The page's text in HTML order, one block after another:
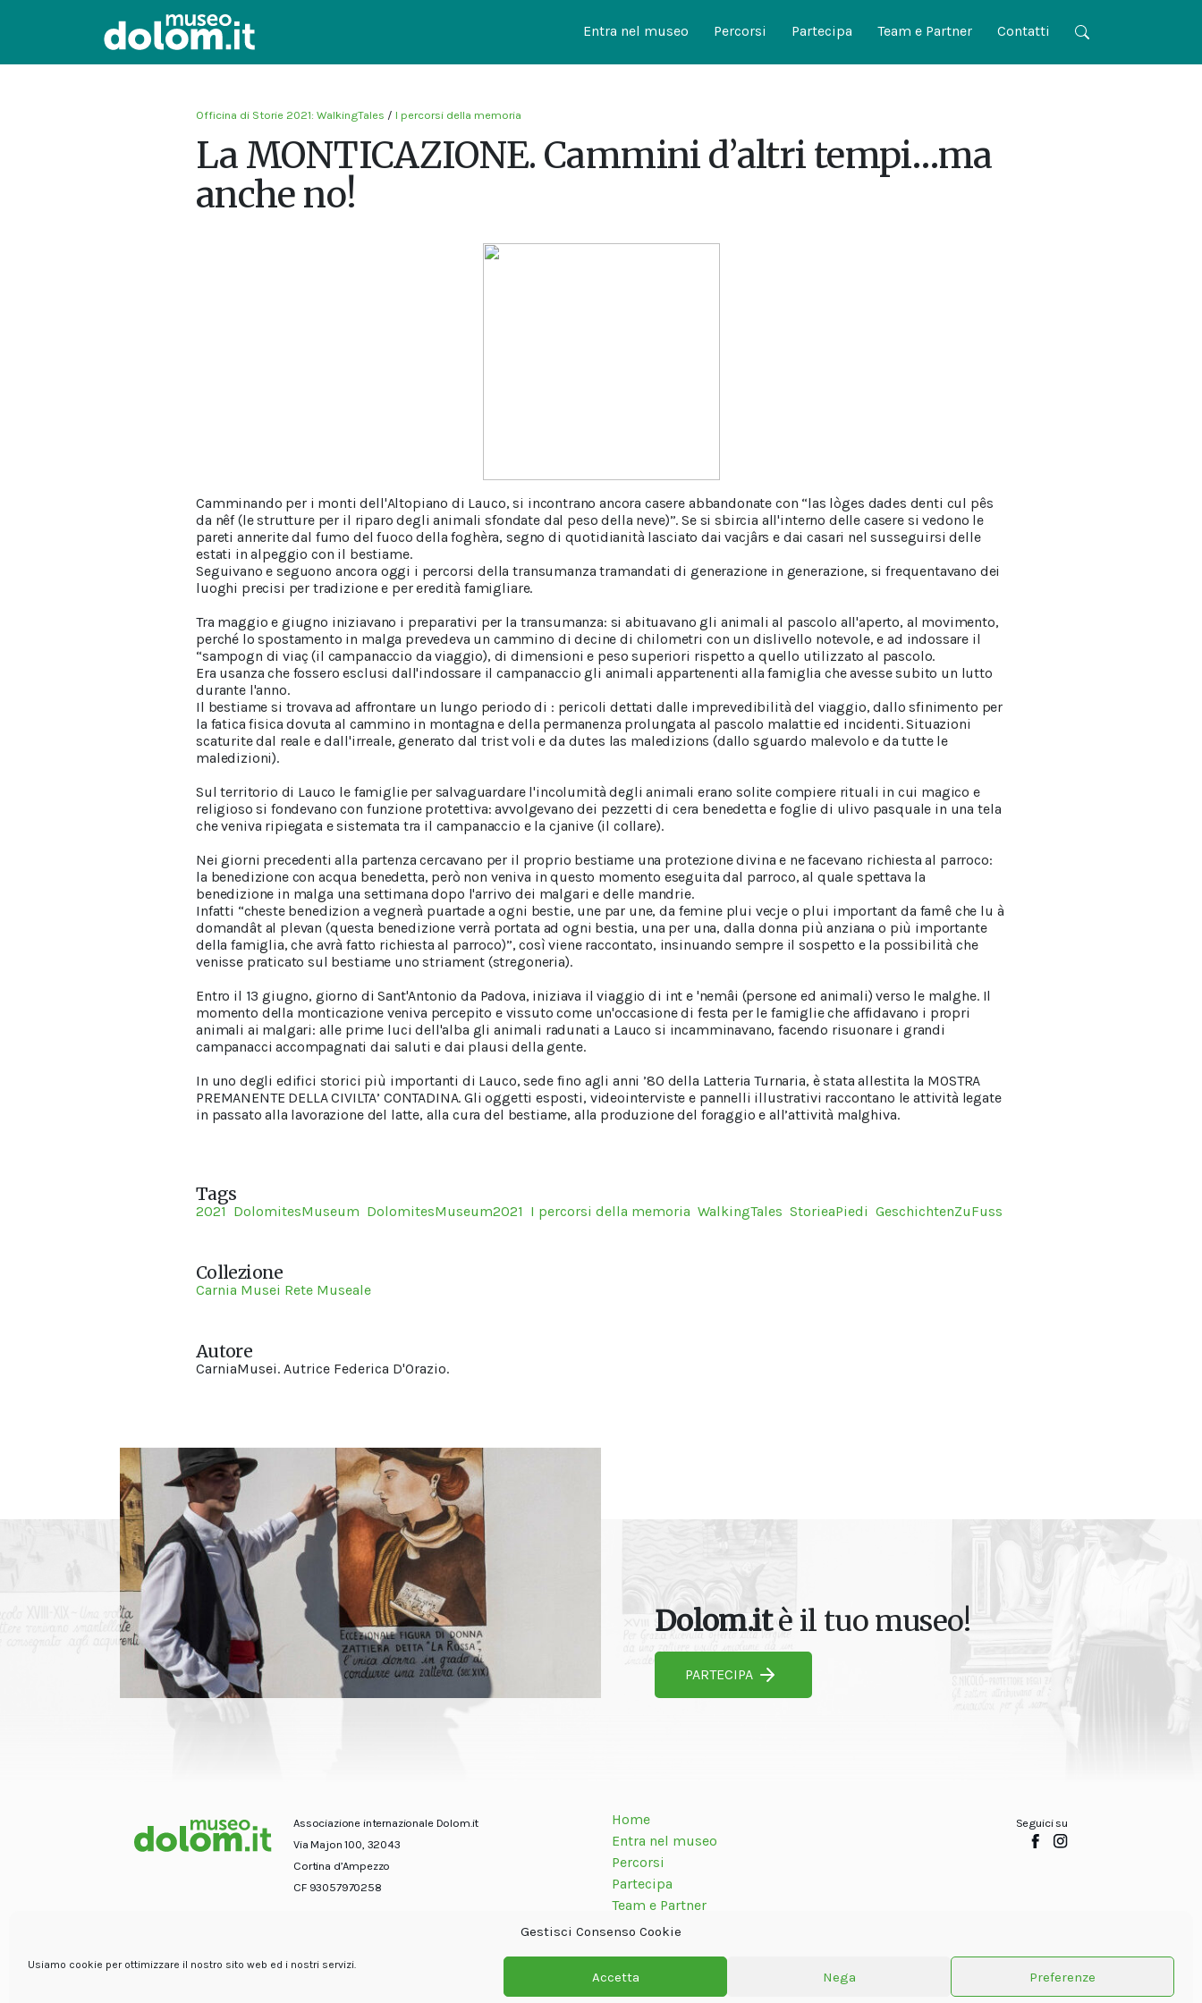
Gestisci Consenso Cookie
Usiamo cookie per ottimizzare il nostro sito web ed i nostri servizi.
Accetta Nega Preferenze
Entra nel museo Percorsi Partecipa Team e Partner Contatti
Officina di Storie 2021: WalkingTales / I percorsi della memoria
La MONTICAZIONE. Cammini d’altri tempi…ma
anche no!
Camminando per i monti dell'Altopiano di Lauco, si incontrano ancora casere abbandonate con “las lòges dades denti cul pês
da nêf (le strutture per il riparo degli animali sfondate dal peso della neve)”. Se si sbircia all'interno delle casere si vedono le
pareti annerite dal fumo del fuoco della foghèra, segno di quotidianità lasciato dai vacjârs e dai casari nel susseguirsi delle
estati in alpeggio con il bestiame.
Seguivano e seguono ancora oggi i percorsi della transumanza tramandati di generazione in generazione, si frequentavano dei
luoghi precisi per tradizione e per eredità famigliare.
Tra maggio e giugno iniziavano i preparativi per la transumanza: si abituavano gli animali al pascolo all'aperto, al movimento,
perché lo spostamento in malga prevedeva un cammino di decine di chilometri con un dislivello notevole, e ad indossare il
“sampogn di viaç (il campanaccio da viaggio), di dimensioni e peso superiori rispetto a quello utilizzato al pascolo.
Era usanza che fossero esclusi dall'indossare il campanaccio gli animali appartenenti alla famiglia che avesse subito un lutto
durante l'anno.
Il bestiame si trovava ad affrontare un lungo periodo di : pericoli dettati dalle imprevedibilità del viaggio, dallo sfinimento per
la fatica fisica dovuta al cammino in montagna e della permanenza prolungata al pascolo malattie ed incidenti. Situazioni
scaturite dal reale e dall'irreale, generato dal trist voli e da dutes las maledizions (dallo sguardo malevolo e da tutte le
maledizioni).
Sul territorio di Lauco le famiglie per salvaguardare l'incolumità degli animali erano solite compiere rituali in cui magico e
religioso si fondevano con funzione protettiva: avvolgevano dei pezzetti di cera benedetta e foglie di ulivo pasquale in una tela
che veniva ripiegata e sistemata tra il campanaccio e la cjanive (il collare).
Nei giorni precedenti alla partenza cercavano per il proprio bestiame una protezione divina e ne facevano richiesta al parroco:
la benedizione con acqua benedetta, però non veniva in questo momento eseguita dal parroco, al quale spettava la
benedizione in malga una settimana dopo l'arrivo dei malgari e delle mandrie.
Infatti “cheste benedizion a vegnerà puartade a ogni bestie, une par une, da femine plui vecje o plui important da famê che lu à
domandât al plevan (questa benedizione verrà portata ad ogni bestia, una per una, dalla donna più anziana o più importante
della famiglia, che avrà fatto richiesta al parroco)”, così viene raccontato, insinuando sempre il sospetto e la possibilità che
venisse praticato sul bestiame uno striament (stregoneria).
Entro il 13 giugno, giorno di Sant'Antonio da Padova, iniziava il viaggio di int e 'nemâi (persone ed animali) verso le malghe. Il
momento della monticazione veniva percepito e vissuto come un'occasione di festa per le famiglie che affidavano i propri
animali ai malgari: alle prime luci dell'alba gli animali radunati a Lauco si incamminavano, facendo risuonare i grandi
campanacci accompagnati dai saluti e dai plausi della gente.
In uno degli edifici storici più importanti di Lauco, sede fino agli anni ’80 della Latteria Turnaria, è stata allestita la MOSTRA
PREMANENTE DELLA CIVILTA’ CONTADINA. Gli oggetti esposti, videointerviste e pannelli illustrativi raccontano le attività legate
in passato alla lavorazione del latte, alla cura del bestiame, alla produzione del foraggio e all’attività malghiva.
Tags
2021 DolomitesMuseum DolomitesMuseum2021 I percorsi della memoria WalkingTales StorieaPiedi GeschichtenZuFuss
Collezione
Carnia Musei Rete Museale
Autore
CarniaMusei. Autrice Federica D'Orazio.
Dolom.itè il tuo museo!
PARTECIPA
Associazione internazionale Dolom.it
Via Majon 100, 32043
Cortina d’Ampezzo
CF 93057970258
Home
Entra nel museo
Percorsi
Partecipa
Team e Partner
Contatti
Seguici su